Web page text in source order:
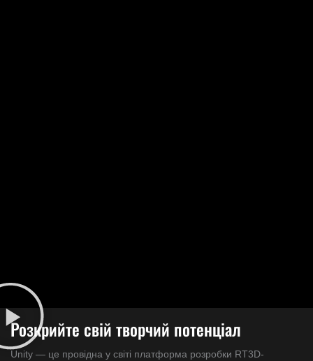
Розкрийте свій творчий потенціал
Unity — це провідна у світі платформа розробки RT3D-